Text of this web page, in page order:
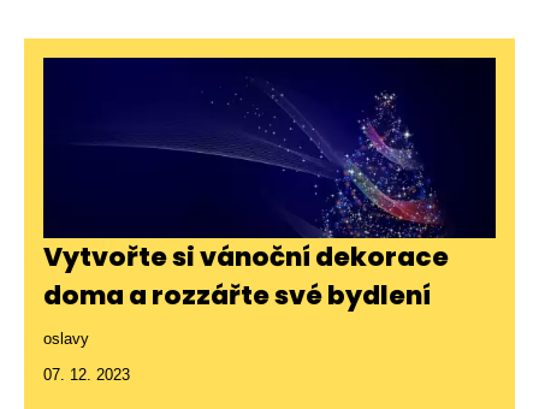
Vytvořte si vánoční dekorace
doma a rozzářte své bydlení
oslavy
07. 12. 2023